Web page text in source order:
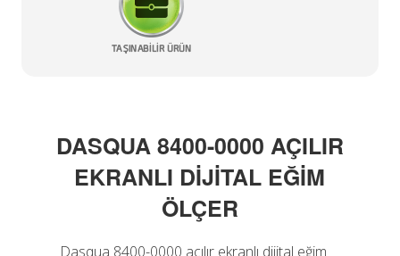
DASQUA 8400-0000 AÇILIR
EKRANLI DİJİTAL EĞİM
ÖLÇER
Dasqua 8400-0000 açılır ekranlı dijital eğim